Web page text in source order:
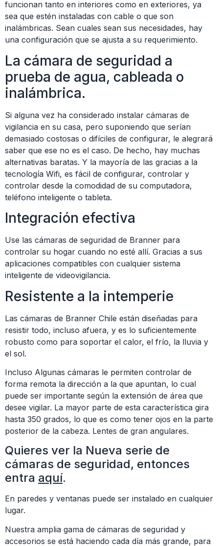
funcionan tanto en interiores como en exteriores, ya
sea que estén instaladas con cable o que son
inalámbricas. Sean cuales sean sus necesidades, hay
una configuración que se ajusta a su requerimiento.
La cámara de seguridad a
prueba de agua, cableada o
inalámbrica.
Si alguna vez ha considerado instalar cámaras de
vigilancia en su casa, pero suponiendo que serían
demasiado costosas o difíciles de configurar, le alegrará
saber que ese no es el caso. De hecho, hay muchas
alternativas baratas. Y la mayoría de las gracias a la
tecnología Wifi, es fácil de configurar, controlar y
controlar desde la comodidad de su computadora,
teléfono inteligente o tableta.
Integración efectiva
Use las cámaras de seguridad de Branner para
controlar su hogar cuando no esté allí. Gracias a sus
aplicaciones compatibles con cualquier sistema
inteligente de videovigilancia.
Resistente a la intemperie
Las cámaras de Branner Chile están diseñadas para
resistir todo, incluso afuera, y es lo suficientemente
robusto como para soportar el calor, el frío, la lluvia y
el sol.
Incluso Algunas cámaras le permiten controlar de
forma remota la dirección a la que apuntan, lo cual
puede ser importante según la extensión de área que
desee vigilar. La mayor parte de esta característica gira
hasta 350 grados, lo que es como tener ojos en la parte
posterior de la cabeza. Lentes de gran angulares.
Quieres ver la Nueva serie de
cámaras de seguridad, entonces
entra aquí.
En paredes y ventanas puede ser instalado en cualquier
lugar.
Nuestra amplia gama de cámaras de seguridad y
accesorios se está haciendo cada día más grande, para